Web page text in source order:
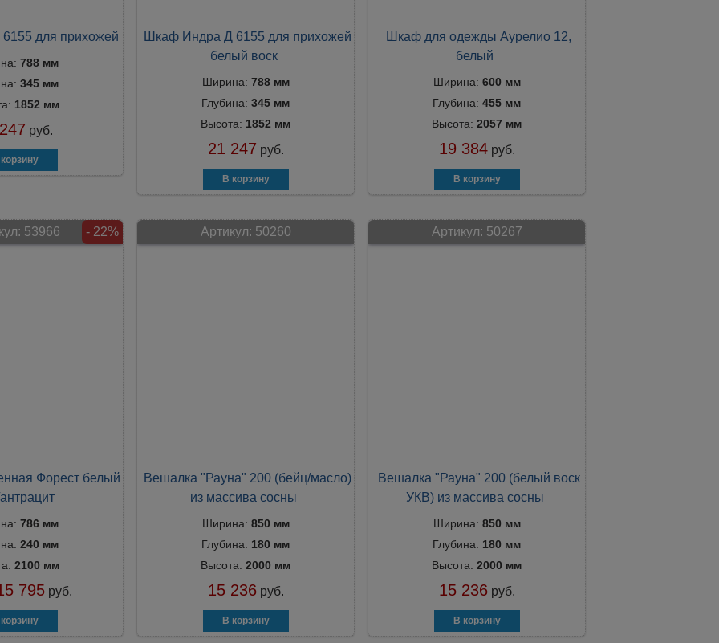
для прихожей
788 мм
345 мм
1852 мм
руб.
Шкаф Индра Д 6155 для прихожей
белый воск
Ширина: 788 мм
Глубина: 345 мм
Высота: 1852 мм
21 247 руб.
Шкаф для одежды Аурелио 12,
белый
Ширина: 600 мм
Глубина: 455 мм
Высота: 2057 мм
19 384 руб.
53966 - 22%
Форест белый
786 мм
240 мм
2100 мм
795 руб.
Артикул: 50260
Вешалка "Рауна" 200 (бейц/масло)
из массива сосны
Ширина: 850 мм
Глубина: 180 мм
Высота: 2000 мм
15 236 руб.
Артикул: 50267
Вешалка "Рауна" 200 (белый воск
УКВ) из массива сосны
Ширина: 850 мм
Глубина: 180 мм
Высота: 2000 мм
15 236 руб.